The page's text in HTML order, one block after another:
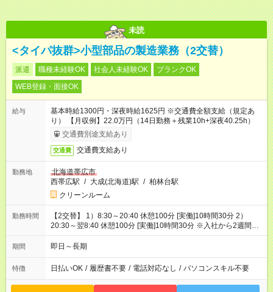
未読
<タイパ抜群>小型部品の製造業務（2交替）
派遣 職種未経験OK 社会人未経験OK
ブランクOK
WEB登録・面接OK
給与
基本時給1300円・深夜時給1625円 ※交通費全額支給（規定あ
り） 【月収例】22.0万円（14日勤務＋残業10h+深夜40.25h）
交通費別途支給あり
交通費 交通費支給あり
勤務地
北海道帯広市
西帯広駅 / 大成(北海道)駅 / 柏林台駅
クリーンルーム
勤務時間
【2交替】 1）8:30～20:40 休憩100分 [実働]10時間30分 2）
20:30～翌8:40 休憩100分 [実働]10時間30分 ※入社から2週間程
度は8:30-17:00勤務
期間 即日～長期
特徴 日払いOK / 履歴書不要 / 電話対応なし / パソコンスキル不要